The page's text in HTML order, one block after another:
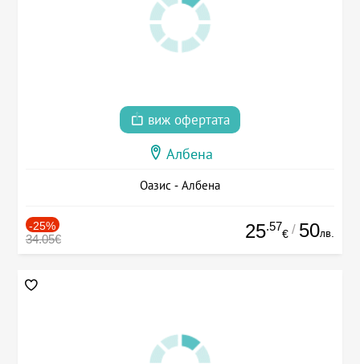
виж офертата
Албена
Оазис - Албена
-25%
34.05€ 25.57
€ / 50лв.